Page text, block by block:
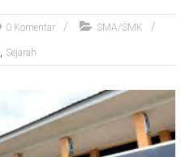
0 Komentar SMA/SMK
, Sejarah